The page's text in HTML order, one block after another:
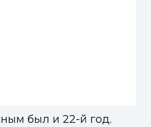
был и 22-й год.